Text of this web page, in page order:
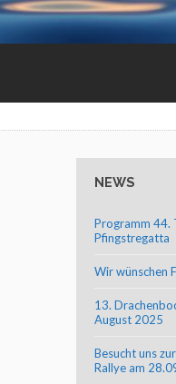
NEWS
Programm 44.
Pfingstregatta
Wir wünschen
13.
August 2025
Besucht uns
Rallye am